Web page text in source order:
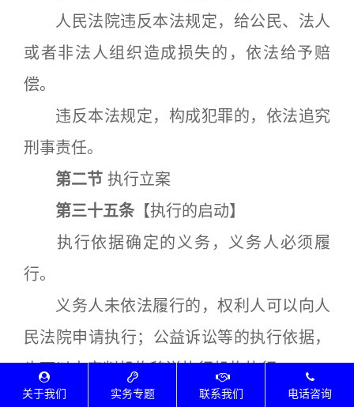
人民法院违反本法规定，给公民、法人
或者非法人组织造成损失的，依法给予赔
偿。
违反本法规定，构成犯罪的，依法追究
刑事责任。
第二节 执行立案
第三十五条 【执行的启动】
执行依据确定的义务，义务人必须履
行。
义务人未依法履行的，权利人可以向人
民法院申请执行；公益诉讼等的执行依据，
也可以由审判机构移送执行机构执行。
第三十六条【地域管辖、级别管辖和指
关于我们 实务专题 联系我们 电话咨询